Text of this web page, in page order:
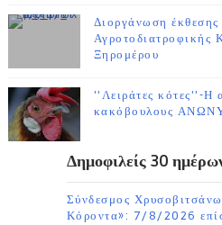
Διοργάνωση έκθεσης
Αγροτοδιατροφικής
Ξηρομέρου
''Λειράτες κότες''-Η
κακόβουλους
Δημοφιλείς 30
Σύνδεσμος
Κόροντα»: 7/8/2026